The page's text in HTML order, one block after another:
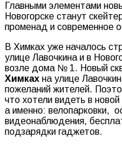
Главными элементами
Новогорске станут
променад и современное
В Химках уже началось
улице Лавочкина и в
возле дома № 1. Новый
Химках на улице
пожеланий жителей.
что хотели видеть в
а именно: велопарковки,
видеонаблюдения,
подзарядки гаджетов.